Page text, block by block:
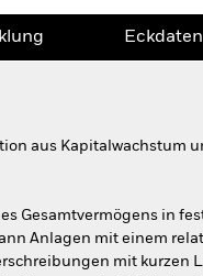
Eckdaten
aus Kapitalwachstum
Gesamtvermögens in
Anlagen mit einem
mit kurzen